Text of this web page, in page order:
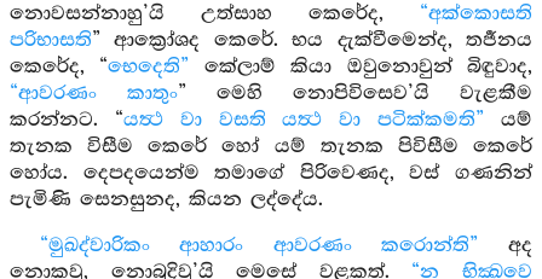
නොවසන්නාහු’යි උත්සාහ කෙරේද, “අක්කොසති
පරිභාසති” ආක්‍රෝශද කෙරේ. භය දැක්වීමෙන්ද, තර්‍ජනය
කෙරේද, “භෙදෙති” කේලාම් කියා ඔවුනොවුන් බිඳුවාද,
“ආවරණං කාතුං” මෙහි නොපිවිසෙව’යි වැළකීම
කරන්නට. “යත්‍ථ වා වසති යත්‍ථ වා පටික්කමති” යම්
තැනක විසීම කෙරේ හෝ යම් තැනක පිවිසීම කෙරේ
හෝය. දෙපදයෙන්ම තමාගේ පිරිවෙණද, වස් ගණනින්
පැමිණි සෙනසුනද, කියන ලද්දේය.
“මුඛද්වාරිකං ආහාරං ආවරණං කරොන්ති” අද
නොකවු, නොබුදිවු’යි මෙසේ වළකත්. “න භික්‍ඛවෙ